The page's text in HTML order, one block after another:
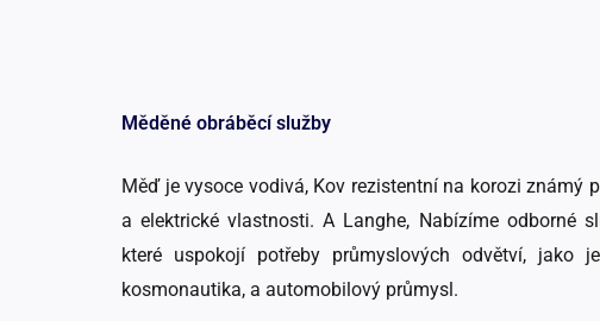
Měděné obráběcí služby
Měď je vysoce vodivá, Kov rezistentní na korozi známý
a elektrické vlastnosti. A Langhe, Nabízíme odborné
které uspokojí potřeby průmyslových odvětví, jako
kosmonautika, a automobilový průmysl.